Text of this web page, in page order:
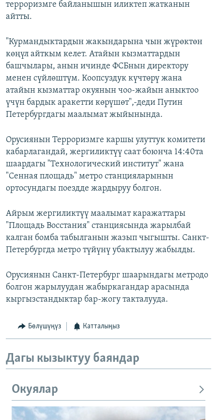
терроризмге байланышын иликтеп жатканын
айтты.
"Курмандыктардын жакындарына чын жүрөктөн
көңүл айткым келет. Атайын кызматтардын
башчылары, анын ичинде ФСБнын директору
менен сүйлөштүм. Коопсуздук күчтөрү жана
атайын кызматтар окуянын чоо-жайын аныктоо
үчүн бардык аракетти көрүшөт",-деди Путин
Петербургдагы маалымат жыйынында.
Орусиянын Терроризмге каршы улуттук комитети
кабарлагандай, жергиликтүү саат боюнча 14:40та
шаардагы "Технологический институт" жана
"Сенная площадь" метро станцияларынын
ортосундагы поездде жардыруу болгон.
Айрым жергиликтүү маалымат каражаттары
"Площадь Восстания" станциясында жарылбай
калган бомба табылганын жазып чыгышты. Санкт-
Петербургда метро түйүнү убактылуу жабылды.
Орусиянын Санкт-Петербург шаарындагы метродо
болгон жарылуудан жабыркагандар арасында
кыргызстандыктар бар-жогу такталууда.
Бөлүшүңүз Катталыңыз
Дагы кызыктуу баяндар
Окуялар